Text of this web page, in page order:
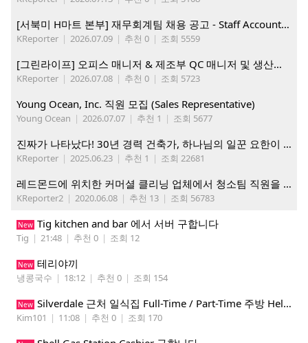
[서북미 H마트 본부] 재무회계팀 채용 공고 - Staff Accountant
KReporter | 2026.07.09 | 추천 0 | 조회 5559
[그린라이프] 오피스 매니저 & 제조부 QC 매니저 및 생산직, 웨어하우스 직원 모집
KReporter | 2026.07.08 | 추천 0 | 조회 5723
Young Ocean, Inc. 직원 모집 (Sales Representative)
Young Ocean | 2026.07.07 | 추천 1 | 조회 5677
진짜가 나타났다! 30년 경력 건축가, 하나님의 일꾼 요한이 책임 시공합니다.
KReporter | 2025.06.23 | 추천 1 | 조회 22681
레드몬드에 위치한 커머셜 클리닝 업체에서 청소팀 직원을 모집합니다.
KReporter2 | 2020.06.08 | 추천 13 | 조회 56783
New Tig kitchen and bar 에서 서버 구합니다
Tig | 21:48 | 추천 0 | 조회 12
New 테리야끼
냉콩국수 | 18:12 | 추천 0 | 조회 154
New Silverdale 근처 일식집 Full-Time / Part-Time 주방 Helper 구합니다.
Kim101 | 11:08 | 추천 0 | 조회 170